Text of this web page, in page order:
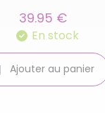
39.95 €
En stock
Ajouter au panier